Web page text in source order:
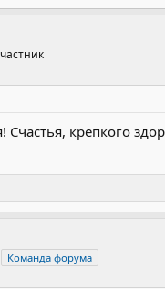
крепкого
Команда форума